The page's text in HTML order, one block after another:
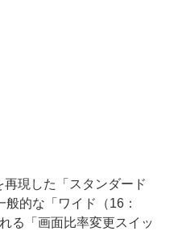
現した「スタンダード
般的な「ワイド（16：
る「画面比率変更スイッ